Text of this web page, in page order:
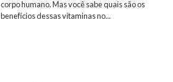
corpo humano. Mas você sabe quais são os
benefícios dessas vitaminas no...